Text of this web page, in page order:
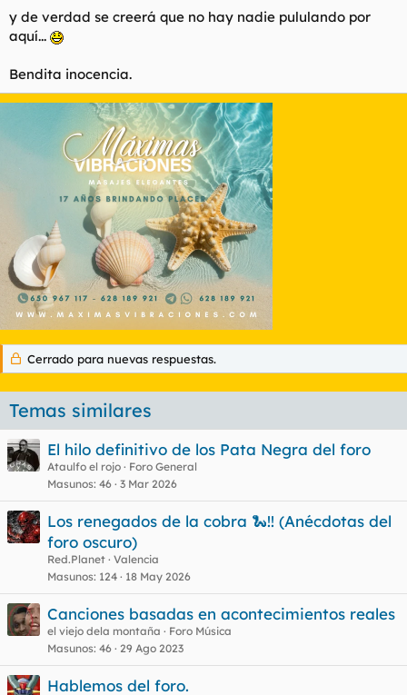
y de verdad se creerá que no hay nadie pululando por
aquí...
Bendita inocencia.
Cerrado para nuevas respuestas.
Temas similares
El hilo definitivo de los Pata Negra del foro
Ataulfo el rojo
Foro General
Masunos 46 3 Mar 2026
Los renegados de la cobra 🐍!! (Anécdotas del
foro oscuro)
Red.Planet Valencia
Masunos 124 18 May 2026
Canciones basadas en acontecimientos reales
el viejo dela montaña
Foro Música
Masunos 46 29 Ago 2023
Hablemos del foro.